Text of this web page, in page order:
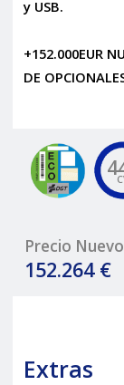
y USB.
+152.000EUR
DE
Precio Nuevo
152.264 €
Extras